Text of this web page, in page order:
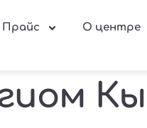
Прайс О центре